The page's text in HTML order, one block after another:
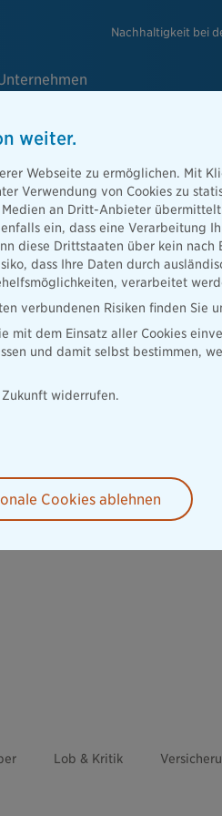
Nachhaltigkeit bei
Lob & Kritik
weiter.
Webseite zu ermöglichen. Mit
Verwendung von Cookies zu
an Dritt-Anbieter
ein, dass eine Verarbeitung
diese Drittstaaten über kein nach
dass Ihre Daten durch
verarbeitet
verbundenen Risiken finden Sie
mit dem Einsatz aller Cookies
und damit selbst bestimmen,
widerrufen.
Cookies ablehnen